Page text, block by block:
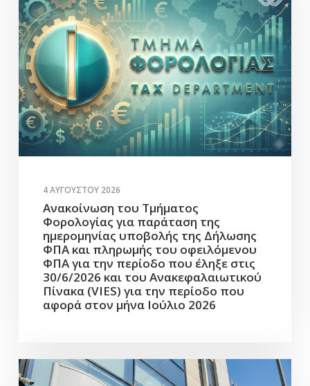
4 ΑΥΓΟΎΣΤΟΥ 2026
Ανακοίνωση του Τμήματος
Φορολογίας για παράταση της
ημερομηνίας υποβολής της Δήλωσης
ΦΠΑ και πληρωμής του οφειλόμενου
ΦΠΑ για την περίοδο που έληξε στις
30/6/2026 και του Ανακεφαλαιωτικού
Πίνακα (VIES) για την περίοδο που
αφορά στον μήνα Ιούλιο 2026